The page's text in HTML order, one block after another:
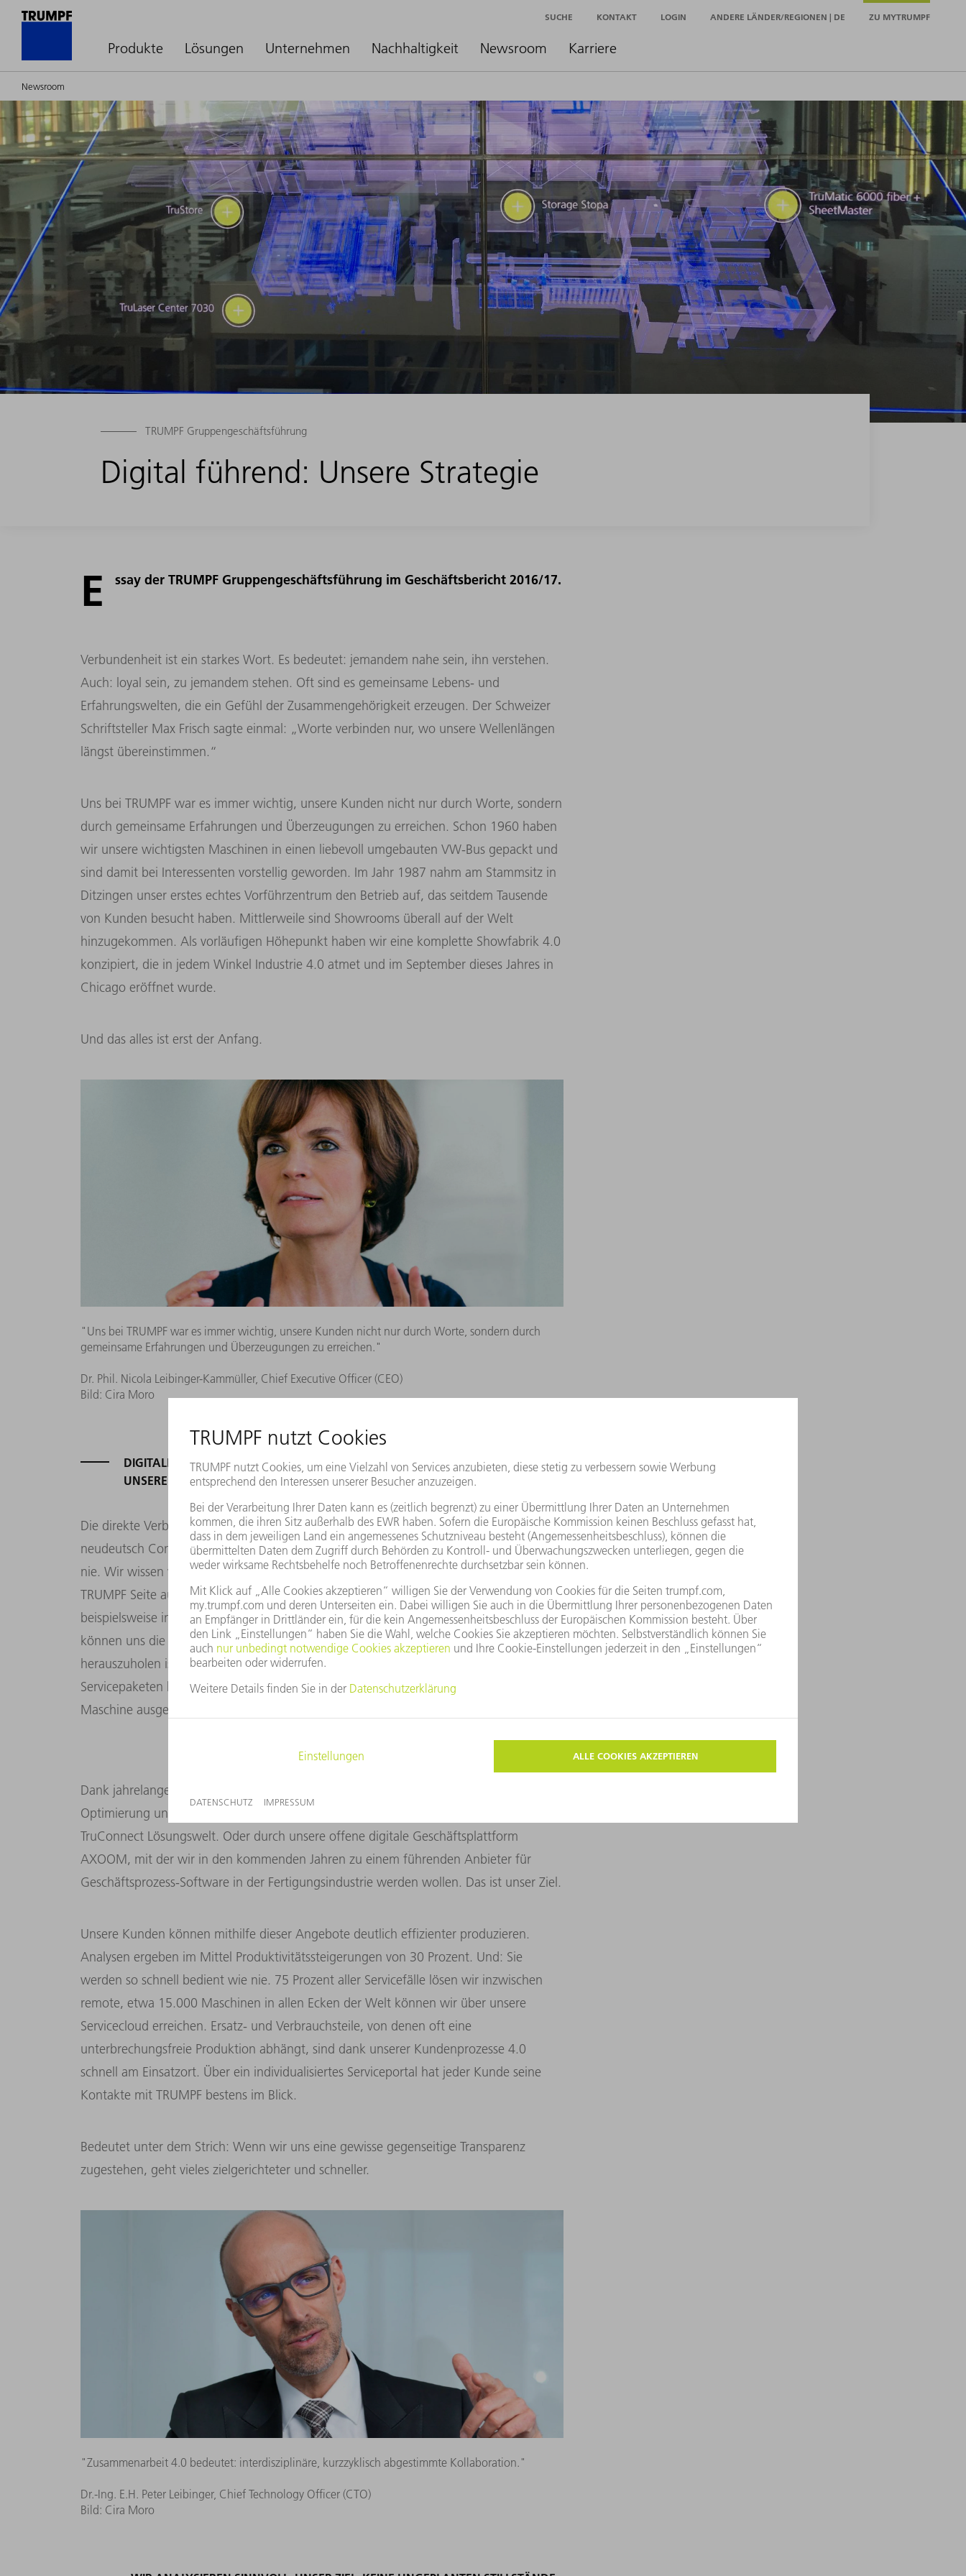
Produkte Lösungen Unternehmen Nachhaltigkeit Newsroom Karriere
SUCHE KONTAKT LOGIN ANDERE LÄNDER/REGIONEN | DE ZU MYTRUMPF
Newsroom
TRUMPF Gruppengeschäftsführung
Digital führend: Unsere Strategie
E ssay der TRUMPF Gruppengeschäftsführung im Geschäftsbericht 2016/17.
Verbundenheit ist ein starkes Wort. Es bedeutet: jemandem nahe sein, ihn verstehen.
Auch: loyal sein, zu jemandem stehen. Oft sind es gemeinsame Lebens- und
Erfahrungswelten, die ein Gefühl der Zusammengehörigkeit erzeugen. Der Schweizer
Schriftsteller Max Frisch sagte einmal: „Worte verbinden nur, wo unsere Wellenlängen
längst übereinstimmen.“
Uns bei TRUMPF war es immer wichtig, unsere Kunden nicht nur durch Worte, sondern
durch gemeinsame Erfahrungen und Überzeugungen zu erreichen. Schon 1960 haben
wir unsere wichtigsten Maschinen in einen liebevoll umgebauten VW-Bus gepackt und
sind damit bei Interessenten vorstellig geworden. Im Jahr 1987 nahm am Stammsitz in
Ditzingen unser erstes echtes Vorführzentrum den Betrieb auf, das seitdem Tausende
von Kunden besucht haben. Mittlerweile sind Showrooms überall auf der Welt
hinzugekommen. Als vorläufigen Höhepunkt haben wir eine komplette Showfabrik 4.0
konzipiert, die in jedem Winkel Industrie 4.0 atmet und im September dieses Jahres in
Chicago eröffnet wurde.
Und das alles ist erst der Anfang.
"Uns bei TRUMPF war es immer wichtig, unsere Kunden nicht nur durch Worte, sondern durch
gemeinsame Erfahrungen und Überzeugungen zu erreichen."
Dr. Phil. Nicola Leibinger-Kammüller, Chief Executive Officer (CEO)
Bild: Cira Moro
DIGITALE AMBITION: FÜR UNSERE KUNDEN UND PARTNER. GENAUSO WIE FÜR
UNSERE MITARBEITER.
Die direkte Verbindung zu unseren Kunden wird täglich enger durch das, was wir
neudeutsch Connectivity nennen. Wir tauschen heute so viele Informationen aus wie
nie. Wir wissen viel übereinander, was uns gegenseitig zum Vorteil gereichen kann: Von
TRUMPF Seite aus können wir den Maschinenpark der Kunden optimal warten,
beispielsweise indem wir Reparaturen und Software-Updates rechtzeitig anstoßen. Wir
können uns die Maschinen- Performance anschauen und Tipps geben, wo noch mehr
herauszuholen ist. Wir können höchst individuelle Angebote machen, von
Servicepaketen bis hin zu Finanzierungslösungen, wenn wir wissen, wie stark eine
Maschine ausgelastet ist.
Dank jahrelanger Erfahrung können wir verlässlich beraten, wenn es um die
Optimierung und digitale Vernetzung der Betriebsprozesse geht. Etwa durch unsere
TruConnect Lösungswelt. Oder durch unsere offene digitale Geschäftsplattform
AXOOM, mit der wir in den kommenden Jahren zu einem führenden Anbieter für
Geschäftsprozess-Software in der Fertigungsindustrie werden wollen. Das ist unser Ziel.
Unsere Kunden können mithilfe dieser Angebote deutlich effizienter produzieren.
Analysen ergeben im Mittel Produktivitätssteigerungen von 30 Prozent. Und: Sie
werden so schnell bedient wie nie. 75 Prozent aller Servicefälle lösen wir inzwischen
remote, etwa 15.000 Maschinen in allen Ecken der Welt können wir über unsere
Servicecloud erreichen. Ersatz- und Verbrauchsteile, von denen oft eine
unterbrechungsfreie Produktion abhängt, sind dank unserer Kundenprozesse 4.0
schnell am Einsatzort. Über ein individualisiertes Serviceportal hat jeder Kunde seine
Kontakte mit TRUMPF bestens im Blick.
Bedeutet unter dem Strich: Wenn wir uns eine gewisse gegenseitige Transparenz
zugestehen, geht vieles zielgerichteter und schneller.
"Zusammenarbeit 4.0 bedeutet: interdisziplinäre, kurzzyklisch abgestimmte Kollaboration."
Dr.-Ing. E.H. Peter Leibinger, Chief Technology Officer (CTO)
Bild: Cira Moro